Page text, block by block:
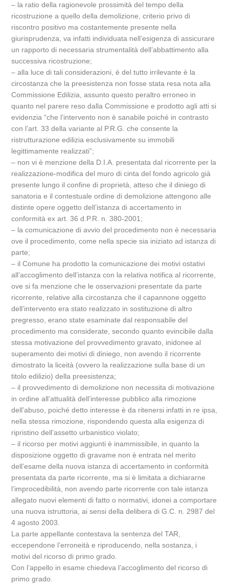
– la ratio della ragionevole prossimità del tempo della
ricostruzione a quello della demolizione, criterio privo di
riscontro positivo ma costantemente presente nella
giurisprudenza, va infatti individuata nell’esigenza di assicurare
un rapporto di necessaria strumentalità dell’abbattimento alla
successiva ricostruzione;
– alla luce di tali considerazioni, è del tutto irrilevante è la
circostanza che la preesistenza non fosse stata resa nota alla
Commissione Edilizia, assunto questo peraltro erroneo in
quanto nel parere reso dalla Commissione e prodotto agli atti si
evidenzia “che l’intervento non è sanabile poiché in contrasto
con l’art. 33 della variante al P.R.G. che consente la
ristrutturazione edilizia esclusivamente su immobili
legittimamente realizzati”;
– non vi è menzione della D.I.A. presentata dal ricorrente per la
realizzazione-modifica del muro di cinta del fondo agricolo già
presente lungo il confine di proprietà, atteso che il diniego di
sanatoria e il contestuale ordine di demolizione attengono alle
distinte opere oggetto dell’istanza di accertamento in
conformità ex art. 36 d.P.R. n. 380-2001;
– la comunicazione di avvio del procedimento non è necessaria
ove il procedimento, come nella specie sia iniziato ad istanza di
parte;
– il Comune ha prodotto la comunicazione dei motivi ostativi
all’accoglimento dell’istanza con la relativa notifica al ricorrente,
ove si fa menzione che le osservazioni presentate da parte
ricorrente, relative alla circostanza che il capannone oggetto
dell’intervento era stato realizzato in sostituzione di altro
pregresso, erano state esaminate dal responsabile del
procedimento ma considerate, secondo quanto evincibile dalla
stessa motivazione del provvedimento gravato, inidonee al
superamento dei motivi di diniego, non avendo il ricorrente
dimostrato la liceità (ovvero la realizzazione sulla base di un
titolo edilizio) della preesistenza;
– il provvedimento di demolizione non necessita di motivazione
in ordine all’attualità dell’interesse pubblico alla rimozione
dell’abuso, poiché detto interesse è da ritenersi infatti in re ipsa,
nella stessa rimozione, rispondendo questa alla esigenza di
ripristino dell’assetto urbanistico violato;
– il ricorso per motivi aggiunti è inammissibile, in quanto la
disposizione oggetto di gravame non è entrata nel merito
dell’esame della nuova istanza di accertamento in conformità
presentata da parte ricorrente, ma si è limitata a dichiararne
l’improcedibilità, non avendo parte ricorrente con tale istanza
allegato nuovi elementi di fatto o normativi, idonei a comportare
una nuova istruttoria, ai sensi della delibera di G.C. n. 2987 del
4 agosto 2003.
La parte appellante contestava la sentenza del TAR,
eccependone l’erroneità e riproducendo, nella sostanza, i
motivi del ricorso di primo grado.
Con l’appello in esame chiedeva l’accoglimento del ricorso di
primo grado.